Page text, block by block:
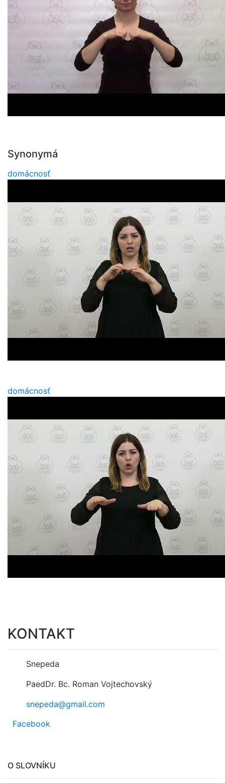
Synonymá
domácnosť
domácnosť
KONTAKT
Snepeda
PaedDr. Bc. Roman Vojtechovský
snepeda@gmail.com
Facebook
O SLOVNÍKU